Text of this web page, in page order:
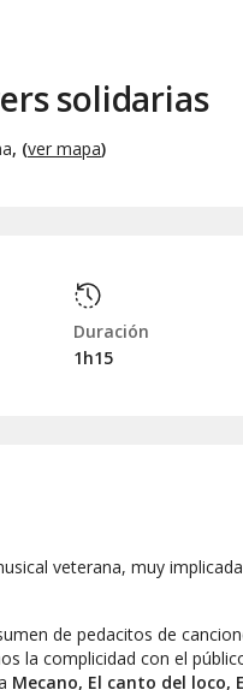
solidarias
, (ver mapa)
Duración
1h15
veterana, muy
de pedacitos de
la complicidad con el
Mecano, El canto del loco,